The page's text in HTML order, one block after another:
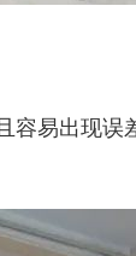
易出现误